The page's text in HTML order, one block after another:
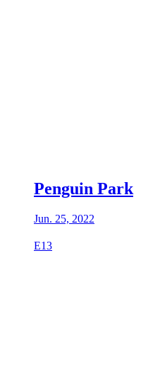
Penguin Park
Jun. 25, 2022
E13